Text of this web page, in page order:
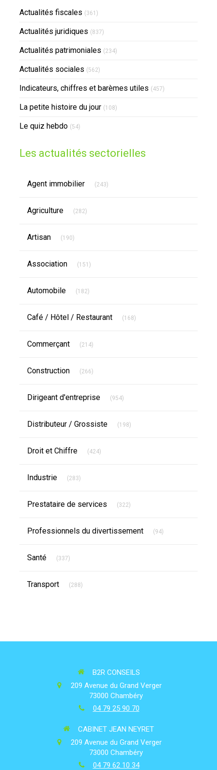
Actualités fiscales (361)
Actualités juridiques (837)
Actualités patrimoniales (234)
Actualités sociales (562)
Indicateurs, chiffres et barèmes utiles (457)
La petite histoire du jour (108)
Le quiz hebdo (54)
Les actualités sectorielles
Agent immobilier (243)
Agriculture (282)
Artisan (190)
Association (151)
Automobile (182)
Café / Hôtel / Restaurant (168)
Commerçant (214)
Construction (266)
Dirigeant d'entreprise (954)
Distributeur / Grossiste (198)
Droit et Chiffre (424)
Industrie (283)
Prestataire de services (322)
Professionnels du divertissement (94)
Santé (337)
Transport (288)
B2R CONSEILS
209 Avenue du Grand Verger
73000 Chambéry
04 79 25 90 70
CABINET JEAN NEYRET
209 Avenue du Grand Verger
73000 Chambéry
04 79 62 10 34